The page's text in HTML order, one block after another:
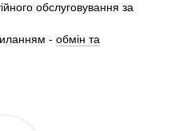
обслуговування за
- обмін та